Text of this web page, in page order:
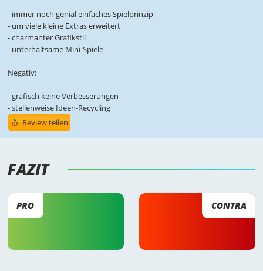
- immer noch genial einfaches Spielprinzip
- um viele kleine Extras erweitert
- charmanter Grafikstil
- unterhaltsame Mini-Spiele
Negativ:
- grafisch keine Verbesserungen
- stellenweise Ideen-Recycling
Review teilen
FAZIT
PRO CONTRA